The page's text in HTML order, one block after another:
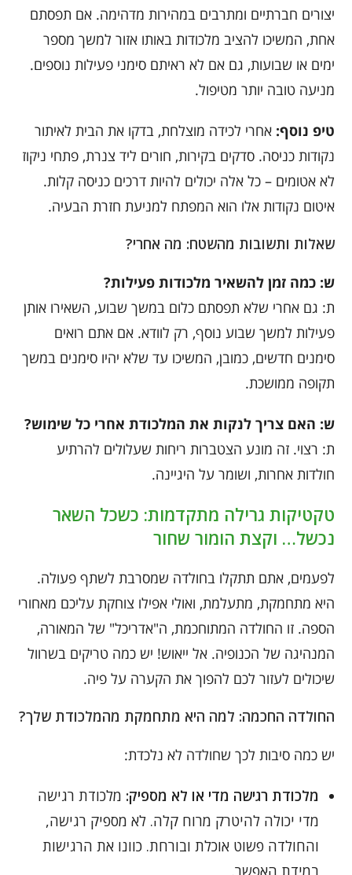
יצורים חברתיים ומתרבים במהירות מדהימה. אם תפסתם
אחת, המשיכו להציב מלכודות באותו אזור למשך מספר
ימים או שבועות, גם אם לא ראיתם סימני פעילות נוספים.
מניעה טובה יותר מטיפול.
טיפ נוסף: אחרי לכידה מוצלחת, בדקו את הבית לאיתור
נקודות כניסה. סדקים בקירות, חורים ליד צנרת, פתחי ניקוז
לא אטומים – כל אלה יכולים להיות דרכים כניסה קלות.
איטום נקודות אלו הוא המפתח למניעת חזרת הבעיה.
שאלות ותשובות מהשטח: מה אחרי?
ש: כמה זמן להשאיר מלכודות פעילות?
ת: גם אחרי שלא תפסתם כלום במשך שבוע, השאירו אותן
פעילות למשך שבוע נוסף, רק לוודא. אם אתם רואים
סימנים חדשים, כמובן, המשיכו עד שלא יהיו סימנים במשך
תקופה ממושכת.
ש: האם צריך לנקות את המלכודת אחרי כל שימוש?
ת: רצוי. זה מונע הצטברות ריחות שעלולים להרתיע
חולדות אחרות, ושומר על היגיינה.
טקטיקות גרילה מתקדמות: כשכל השאר
נכשל… וקצת הומור שחור
לפעמים, אתם תתקלו בחולדה שמסרבת לשתף פעולה.
היא מתחמקת, מתעלמת, ואולי אפילו צוחקת עליכם מאחורי
הספה. זו החולדה המתוחכמת, ה"אדריכל" של המאורה,
המנהיגה של הכנופיה. אל ייאוש! יש כמה טריקים בשרוול
שיכולים לעזור לכם להפוך את הקערה על פיה.
החולדה החכמה: למה היא מתחמקת מהמלכודת שלך?
יש כמה סיבות לכך שחולדה לא נלכדת:
מלכודת רגישה מדי או לא מספיק: מלכודת רגישה
מדי יכולה להיטרק מרוח קלה. לא מספיק רגישה,
והחולדה פשוט אוכלת ובורחת. כוונו את הרגישות